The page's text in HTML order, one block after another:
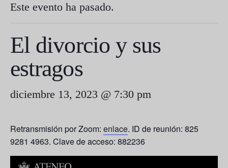
Este evento ha pasado.
El divorcio y sus
estragos
diciembre 13, 2023 @ 7:30 pm
Retransmisión por Zoom: enlace. ID de reunión: 825
9281 4963. Clave de acceso: 882236